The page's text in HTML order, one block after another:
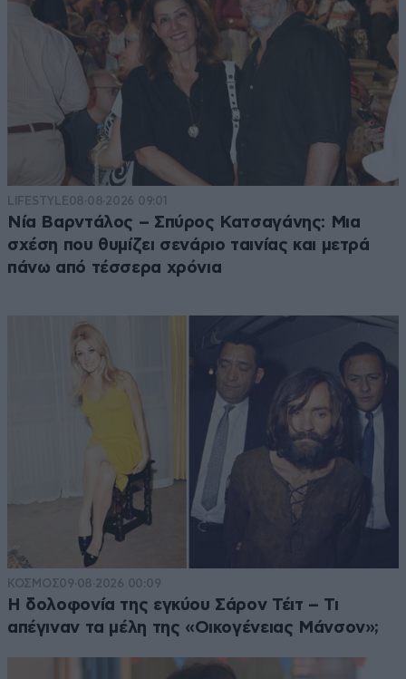
LIFESTYLE08·08·2026 09:01
Νία Βαρντάλος – Σπύρος Κατσαγάνης: Μια
σχέση που θυμίζει σενάριο ταινίας και μετρά
πάνω από τέσσερα χρόνια
ΚΟΣΜΟΣ09·08·2026 00:09
Η δολοφονία της εγκύου Σάρον Τέιτ – Τι
απέγιναν τα μέλη της «Οικογένειας Μάνσον»;